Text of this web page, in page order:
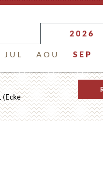
2026
JUL AOU SEP
(Ecke